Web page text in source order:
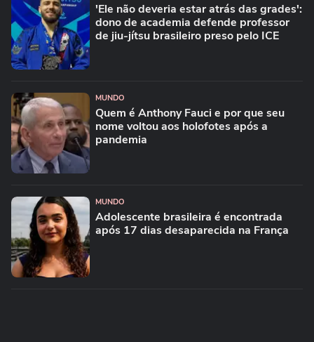
'Ele não deveria estar atrás das grades':
dono de academia defende professor
de jiu-jítsu brasileiro preso pelo ICE
MUNDO
Quem é Anthony Fauci e por que seu
nome voltou aos holofotes após a
pandemia
MUNDO
Adolescente brasileira é encontrada
após 17 dias desaparecida na França